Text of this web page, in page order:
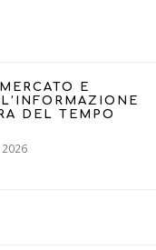
E
DEL TEMPO